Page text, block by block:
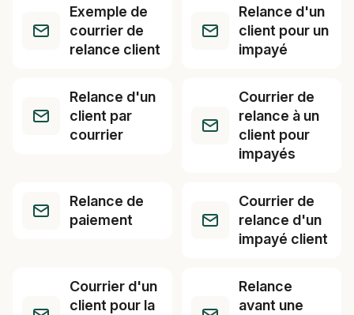
Exemple de
courrier de
relance client
Relance d'un
client pour un
impayé
Relance d'un
client par
courrier
Courrier de
relance à un
client pour
impayés
Relance de
paiement
Courrier de
relance d'un
impayé client
Courrier d'un
client pour la
Relance
avant une